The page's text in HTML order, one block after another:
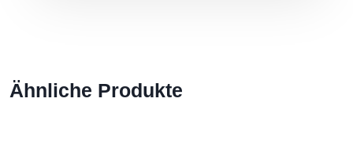
Ähnliche Produkte